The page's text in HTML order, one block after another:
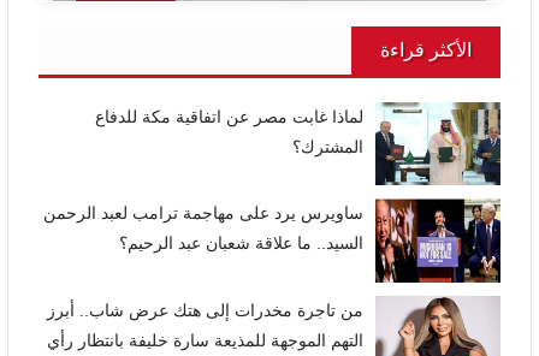
الأكثر قراءة
لماذا غابت مصر عن اتفاقية مكة للدفاع
المشترك؟
ساويرس يرد على مهاجمة ترامب لعبد الرحمن
السيد.. ما علاقة شعبان عبد الرحيم؟
من تاجرة مخدرات إلى هتك عرض شاب.. أبرز
التهم الموجهة للمذيعة سارة خليفة بانتظار رأي